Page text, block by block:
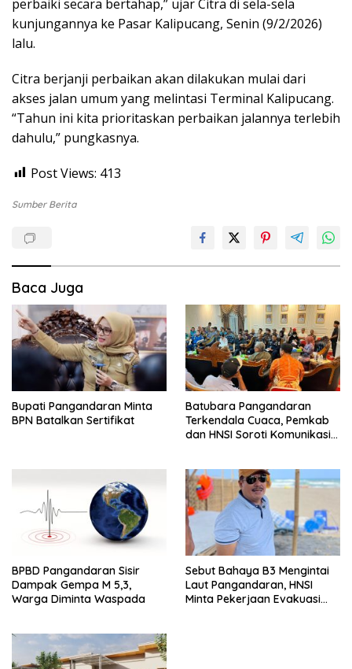
perbaiki secara bertahap,” ujar Citra di sela-sela
kunjungannya ke Pasar Kalipucang, Senin (9/2/2026)
lalu.
Citra berjanji perbaikan akan dilakukan mulai dari
akses jalan umum yang melintasi Terminal Kalipucang.
“Tahun ini kita prioritaskan perbaikan jalannya terlebih
dahulu,” pungkasnya.
Post Views: 413
Sumber Berita
Baca Juga
Bupati Pangandaran Minta
BPN Batalkan Sertifikat
Batubara Pangandaran
Terkendala Cuaca, Pemkab
dan HNSI Soroti Komunikasi
BPBD Pangandaran Sisir
Dampak Gempa M 5,3,
Warga Diminta Waspada
Sebut Bahaya B3 Mengintai
Laut Pangandaran, HNSI
Minta Pekerjaan Evakuasi